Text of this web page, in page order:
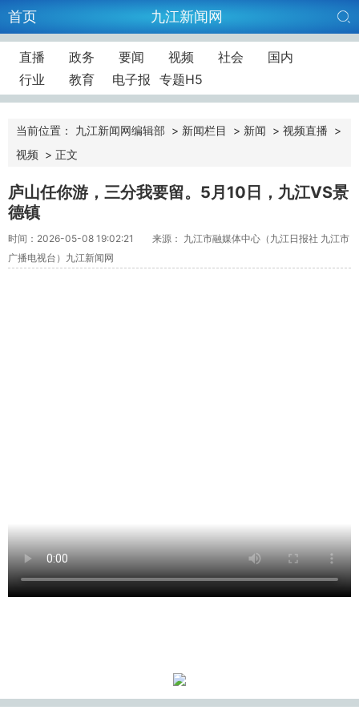
首页 九江新闻网
直播 政务 要闻 视频 社会
国内
行业
教育 电子报 专题H5
当前位置： 九江新闻网编辑部 > 新闻栏目 > 新闻 > 视频直播 >
视频 > 正文
庐山任你游，三分我要留。5月10日，九江VS景
德镇
时间：2026-05-08 19:02:21
来源： 九江市融媒体中心（九江日报社 九江市
广播电视台）九江新闻网